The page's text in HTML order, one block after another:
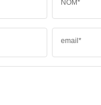
NOM*
email*